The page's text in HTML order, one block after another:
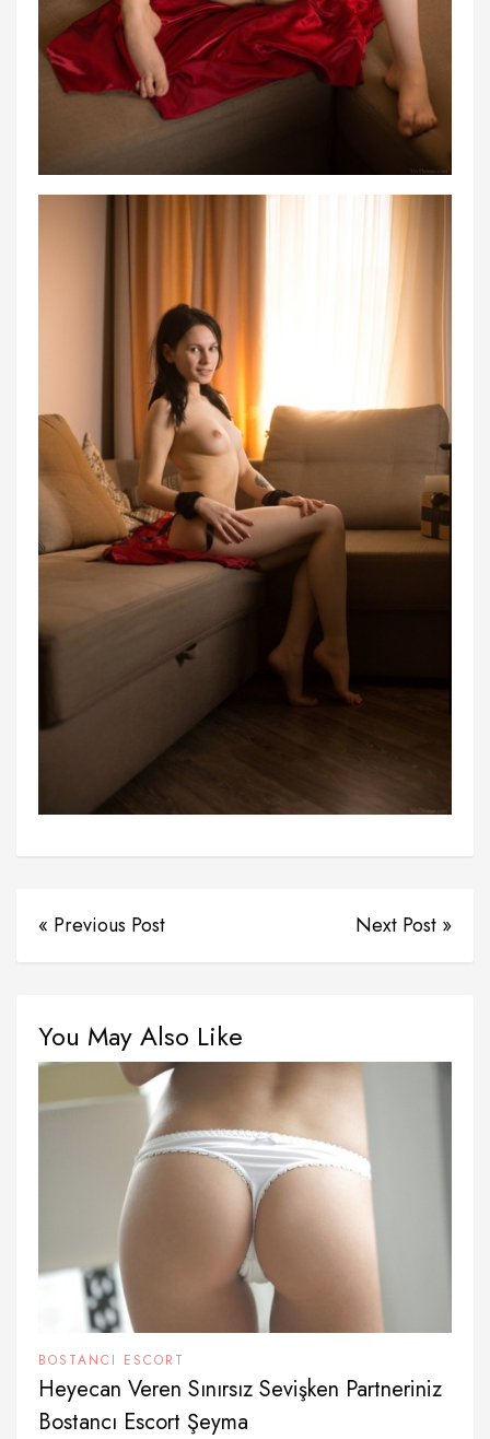
« Previous Post Next Post »
You May Also Like
BOSTANCI ESCORT
Heyecan Veren Sınırsız Sevişken Partneriniz
Bostancı Escort Şeyma